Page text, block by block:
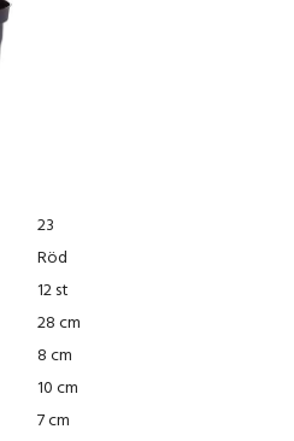
23
Röd
12 st
28 cm
8 cm
10 cm
7 cm